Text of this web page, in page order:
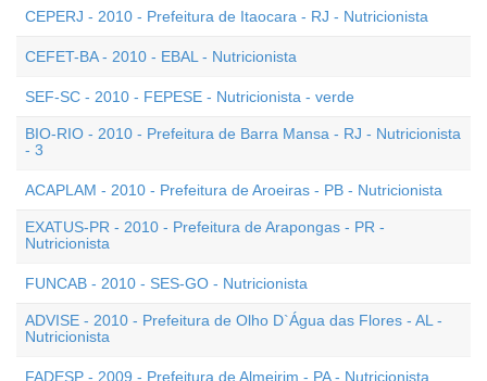
CEPERJ - 2010 - Prefeitura de Itaocara - RJ - Nutricionista
CEFET-BA - 2010 - EBAL - Nutricionista
SEF-SC - 2010 - FEPESE - Nutricionista - verde
BIO-RIO - 2010 - Prefeitura de Barra Mansa - RJ - Nutricionista
- 3
ACAPLAM - 2010 - Prefeitura de Aroeiras - PB - Nutricionista
EXATUS-PR - 2010 - Prefeitura de Arapongas - PR -
Nutricionista
FUNCAB - 2010 - SES-GO - Nutricionista
ADVISE - 2010 - Prefeitura de Olho D`Água das Flores - AL -
Nutricionista
FADESP - 2009 - Prefeitura de Almeirim - PA - Nutricionista